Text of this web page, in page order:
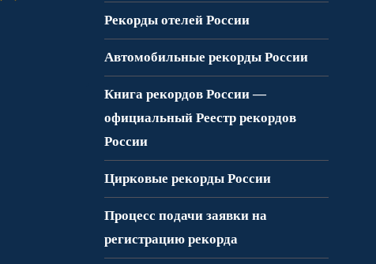
Рекорды отелей России
Автомобильные рекорды России
Книга рекордов России —
официальный Реестр рекордов
России
Цирковые рекорды России
Процесс подачи заявки на
регистрацию рекорда